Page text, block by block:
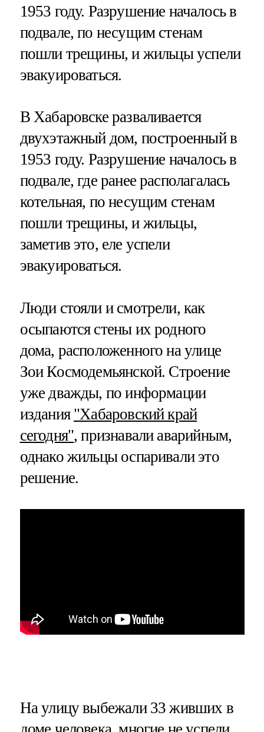
1953 году. Разрушение началось в
подвале, по несущим стенам
пошли трещины, и жильцы успели
эвакуироваться.
В Хабаровске разваливается
двухэтажный дом, построенный в
1953 году. Разрушение началось в
подвале, где ранее располагалась
котельная, по несущим стенам
пошли трещины, и жильцы,
заметив это, еле успели
эвакуироваться.
Люди стояли и смотрели, как
осыпаются стены их родного
дома, расположенного на улице
Зои Космодемьянской. Строение
уже дважды, по информации
издания "Хабаровский край
сегодня", признавали аварийным,
однако жильцы оспаривали это
решение.
На улицу выбежали 33 живших в